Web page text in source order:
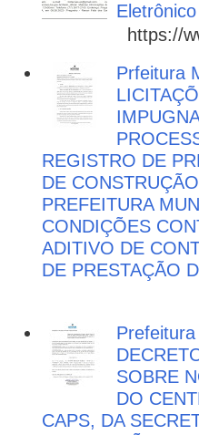
https://
Prfeitura
REGISTRO DE
DE
PREFEITURA
CONDIÇÕES
ADITIVO DE
DE PRESTAÇÃO
SOBRE
DO
CAPS, DA